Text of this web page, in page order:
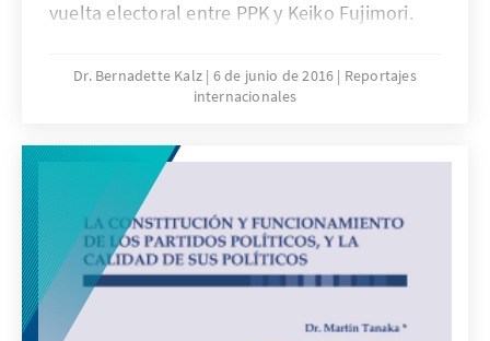
vuelta electoral entre PPK y Keiko Fujimori.
Dr. Bernadette Kalz 6 de junio de 2016
Reportajes
internacionales